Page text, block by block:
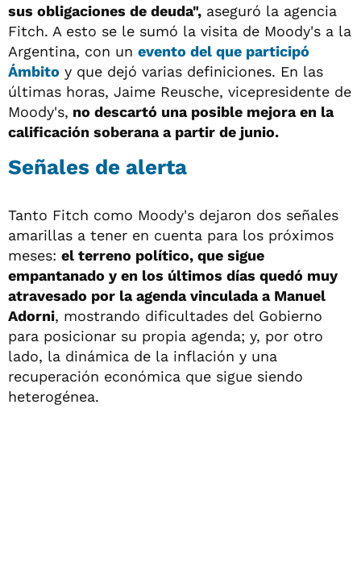
sus obligaciones de deuda", aseguró la agencia
Fitch. A esto se le sumó la visita de Moody's a la
Argentina, con un evento del que participó
Ámbito y que dejó varias definiciones. En las
últimas horas, Jaime Reusche, vicepresidente de
Moody's, no descartó una posible mejora en la
calificación soberana a partir de junio.
Señales de alerta
Tanto Fitch como Moody's dejaron dos señales
amarillas a tener en cuenta para los próximos
meses: el terreno político, que sigue
empantanado y en los últimos días quedó muy
atravesado por la agenda vinculada a Manuel
Adorni, mostrando dificultades del Gobierno
para posicionar su propia agenda; y, por otro
lado, la dinámica de la inflación y una
recuperación económica que sigue siendo
heterogénea.